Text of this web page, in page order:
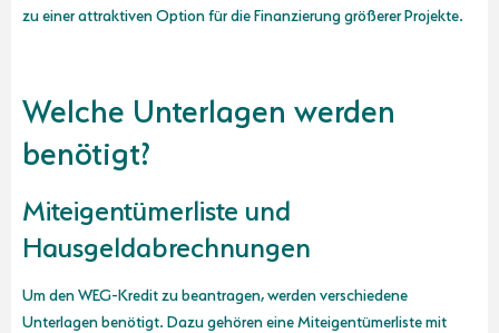
zu einer attraktiven Option für die Finanzierung größerer Projekte.
Welche Unterlagen werden
benötigt?
Miteigentümerliste und
Hausgeldabrechnungen
Um den WEG-Kredit zu beantragen, werden verschiedene
Unterlagen benötigt. Dazu gehören eine Miteigentümerliste mit